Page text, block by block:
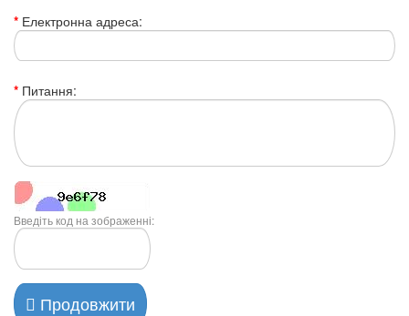
Електронна адреса:
Питання:
Введіть код на зображенні:
Продовжити